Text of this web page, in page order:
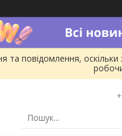
повідомлення,